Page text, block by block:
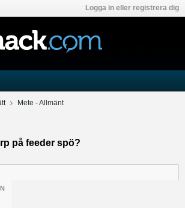
Logga in eller registrera dig
Mete - Allmänt
på feeder spö?